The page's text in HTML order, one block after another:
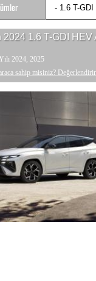
2024 1.6 T-GDI HEV
2024, 2025
sahip misiniz?